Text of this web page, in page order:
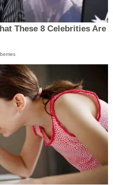
These 8 Celebrities Are